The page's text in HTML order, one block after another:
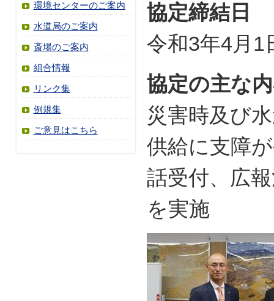
環境センターのご案内
水道局のご案内
斎場のご案内
組合情報
リンク集
例規集
ご意見はこちら
協定締結日
令和3年4月1
協定の主な
災害時及び
供給に支障
話受付、広
を実施